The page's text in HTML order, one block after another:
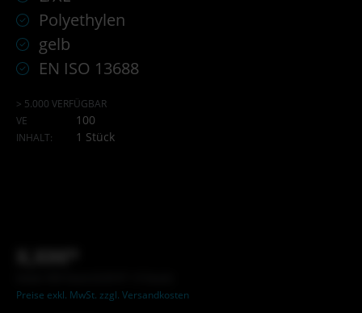
Polyethylen
gelb
EN ISO 13688
> 5.000 VERFÜGBAR
VE
100
INHALT: 1 Stück
Preise exkl. MwSt. zzgl. Versandkosten